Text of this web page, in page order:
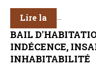
Lire la ...
BAIL
INDÉCENCE,
INHABITABILITÉ